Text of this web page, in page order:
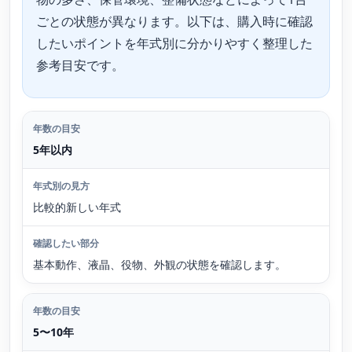
ごとの状態が異なります。以下は、購入時に確認
したいポイントを年式別に分かりやすく整理した
参考目安です。
年数の目安
5年以内
比較的新しい年式
基本動作、液晶、役物、外観の状態を確認します。
5〜10年